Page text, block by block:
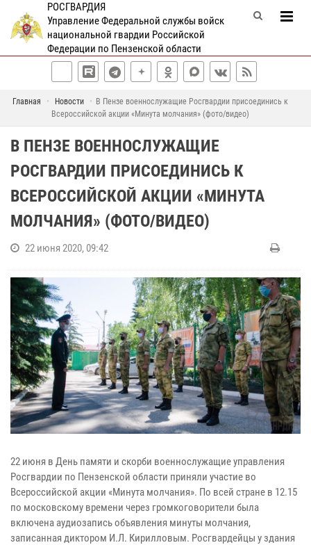
РОСГВАРДИЯ
Управление Федеральной службы войск
национальной гвардии Российской
Федерации по Пензенской области
Главная Новости
В Пензе военнослужащие Росгвардии присоединись к
Всероссийской акции «Минута молчания» (фото/видео)
В ПЕНЗЕ ВОЕННОСЛУЖАЩИЕ
РОСГВАРДИИ ПРИСОЕДИНИСЬ К
ВСЕРОССИЙСКОЙ АКЦИИ «МИНУТА
МОЛЧАНИЯ» (ФОТО/ВИДЕО)
22 июня 2020, 09:42
22 июня в День памяти и скорби военнослужащие управления
Росгвардии по Пензенской области приняли участие во
Всероссийской акции «Минута молчания». По всей стране в 12.15
по московскому времени через громкоговорители была
включена аудиозапись объявления минуты молчания,
записанная диктором И.Л. Кирилловым. Росгвардейцы у здания